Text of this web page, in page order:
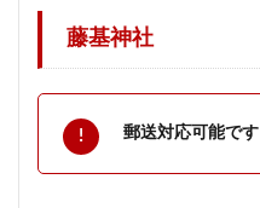
藤基神社
郵送対応可能です